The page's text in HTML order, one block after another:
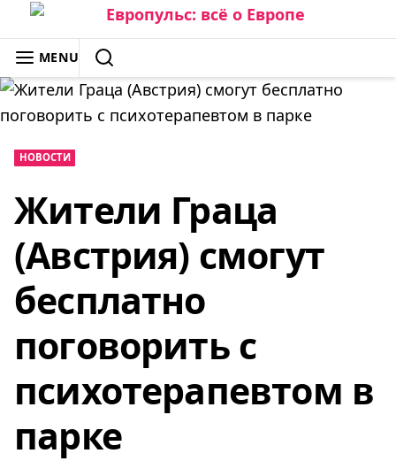
Skip
to
content
ЕВРОПУЛЬС: ВСЁ О ЕВРОПЕ
MENU
SEARCH
НОВОСТИ
Жители Граца
(Австрия) смогут
бесплатно
поговорить с
психотерапевтом в
парке